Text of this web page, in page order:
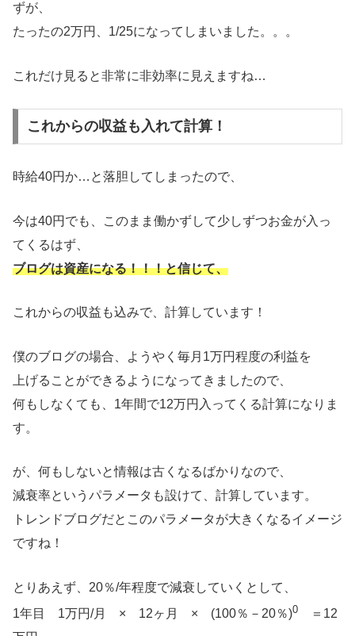
ずが、
たったの2万円、1/25になってしまいました。。。
これだけ見ると非常に非効率に見えますね…
これからの収益も入れて計算！
時給40円か…と落胆してしまったので、
今は40円でも、このまま働かずして少しずつお金が入っ
てくるはず、
ブログは資産になる！！！と信じて、
これからの収益も込みで、計算しています！
僕のブログの場合、ようやく毎月1万円程度の利益を
上げることができるようになってきましたので、
何もしなくても、1年間で12万円入ってくる計算になりま
す。
が、何もしないと情報は古くなるばかりなので、
減衰率というパラメータも設けて、計算しています。
トレンドブログだとこのパラメータが大きくなるイメージ
ですね！
とりあえず、20％/年程度で減衰していくとして、
1年目 1万円/月 × 12ヶ月 × (100％－20％)0 ＝12